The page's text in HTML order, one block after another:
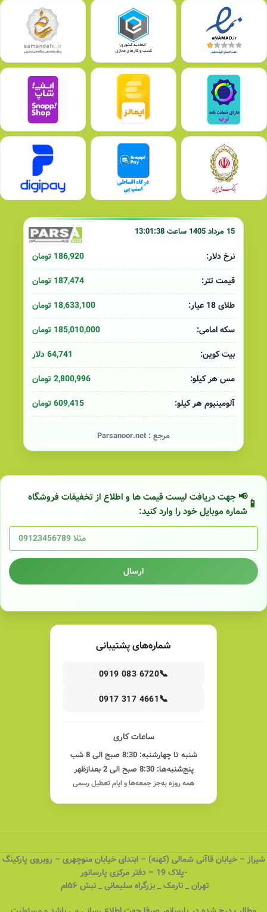
15 مرداد 1405 ساعت 13:01:38
نرخ دلار:
186,920 تومان
قیمت تتر:
187,474 تومان
طلای 18 عیار:
18,633,100 تومان
سکه امامی:
185,010,000 تومان
بیت کوین:
64,741 دلار
مس هر کیلو:
2,800,996 تومان
آلومینیوم هر کیلو:
609,415 تومان
مرجع : Parsanoor.net
📢 جهت دریافت لیست قیمت ها و اطلاع از تخفیفات فروشگاه
شماره موبایل خود را وارد کنید:
ارسال
شماره‌های پشتیبانی
📞
0919 083 6720
📞
0917 317 4661
ساعات کاری
شنبه تا چهارشنبه: 8:30 صبح الی 8 شب
پنج‌شنبه‌ها: 8:30 صبح الی 2 بعدازظهر
همه روزه به‌جز جمعه‌ها و ایام تعطیل رسمی
شیراز – خیابان قاآنی شمالی (کهنه) – ابتدای خیابان منوچهری – روبروی پارکینگ
-پلاک 19 – دفتر مرکزی پارسانور
تهران _ نارمک _ بزرگراه سلیمانی _ نبش ۵۶ام